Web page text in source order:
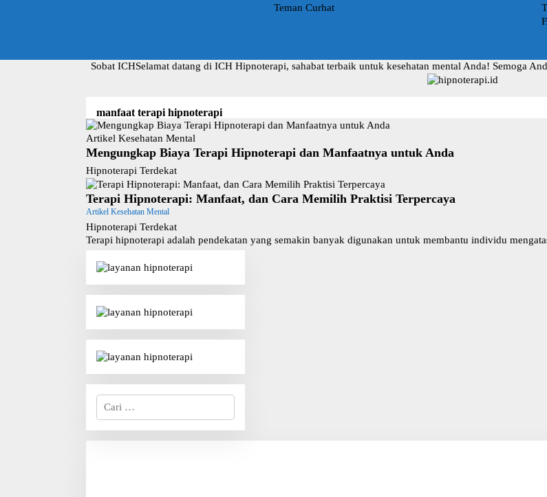
Teman Curhat
Sobat ICHSelamat datang di ICH Hipnoterapi, sahabat terbaik untuk kesehatan mental Anda! Semoga
manfaat terapi hipnoterapi
Artikel Kesehatan Mental
Mengungkap Biaya Terapi Hipnoterapi dan Manfaatnya untuk Anda
Hipnoterapi Terdekat
Terapi Hipnoterapi: Manfaat, dan Cara Memilih Praktisi Terpercaya
Artikel Kesehatan Mental
Hipnoterapi Terdekat
Terapi hipnoterapi adalah pendekatan yang semakin banyak digunakan untuk membantu individu